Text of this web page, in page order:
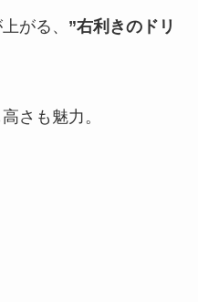
がる、 ”右利きのドリ
さも魅力。